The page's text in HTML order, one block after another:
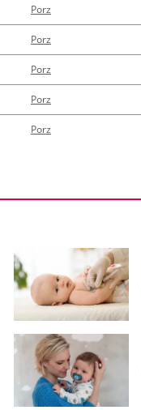
Porz
Porz
Porz
Porz
Porz